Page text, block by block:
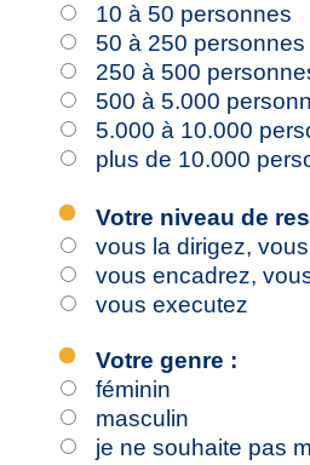
10 à 50 personnes
50 à 250 personnes
250 à 500
500 à 5.000
5.000 à 10.000
plus de 10.000
Votre niveau de
vous la dirigez,
vous encadrez,
vous executez
Votre genre :
féminin
masculin
je ne souhaite pas